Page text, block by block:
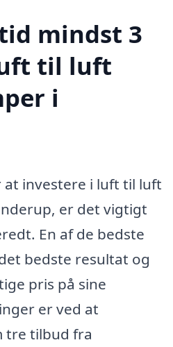
mindst 3
til luft
i
at investere i luft til luft
er det vigtigt
En af de bedste
bedste resultat og
pris på sine
er ved at
tre tilbud fra